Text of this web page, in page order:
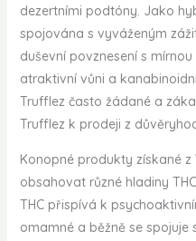
dezertními podtóny. Jako
spojována s vyváženým
duševní povznesení s
atraktivní vůni a
Trufflez často žádané a
Trufflez k prodeji z
Konopné produkty získané
obsahovat různé hladiny
THC přispívá k
omamné a běžně se